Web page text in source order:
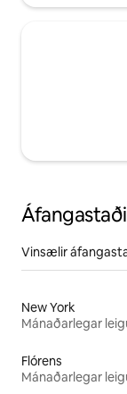
Vinsælir
New York
Mánaðarlegar
Flórens
Mánaðarlegar